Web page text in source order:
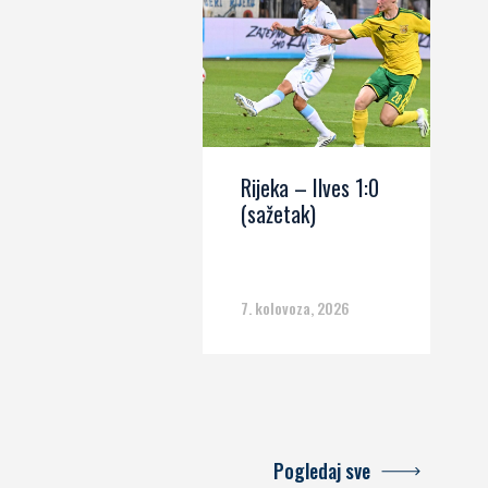
Rijeka – Ilves 1:0
(sažetak)
7. kolovoza, 2026
Pogledaj sve